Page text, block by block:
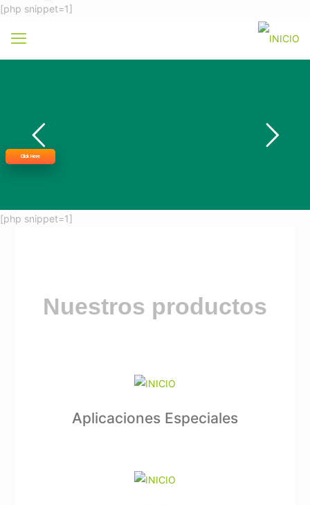
[php snippet=1]
Click Here
[php snippet=1]
Nuestros productos
Aplicaciones Especiales